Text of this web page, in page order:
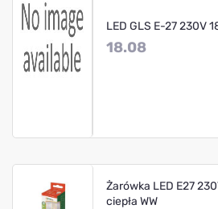
LED GLS E-27 230V
18.08
Żarówka LED E27
ciepła WW